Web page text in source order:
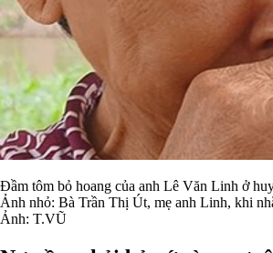
Đầm tôm bỏ hoang của anh Lê Văn Linh ở
Ảnh nhỏ: Bà Trần Thị Út, mẹ anh Linh, khi
Ảnh: T.VŨ